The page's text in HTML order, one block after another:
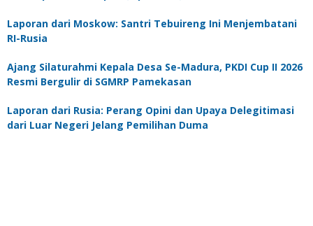
Laporan dari Moskow: Santri Tebuireng Ini Menjembatani
RI-Rusia
Ajang Silaturahmi Kepala Desa Se-Madura, PKDI Cup II 2026
Resmi Bergulir di SGMRP Pamekasan
Laporan dari Rusia: Perang Opini dan Upaya Delegitimasi
dari Luar Negeri Jelang Pemilihan Duma